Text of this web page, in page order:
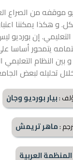
موقفه من الصراع
و هكذا يمكننا
التعليمي. إن بورديو
يتمحور أساسا
النظام التعليمي
تحليله لبعض
:بيار بورديو وجان
:ماهر تريمش
المنظمة العربية